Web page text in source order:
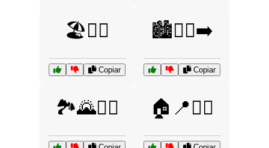
🏖️🏄‍♀️
Copiar
🏙️🚶‍♂️➡️
Copiar
🏞️🌄🚴‍♂️ 🏠📍🚶‍♀️